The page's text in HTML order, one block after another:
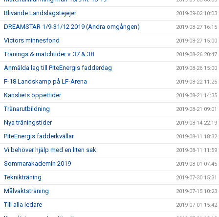
Blivande Landslagstejejer 2019-09-02 10:03
DREAMSTAR 1/9-31/12 2019 (Andra omgången) 2019-08-27 16:15
Victors minnesfond 2019-08-27 15:00
Tränings & matchtider v. 37 & 38 2019-08-26 20:47
Anmälda lag till PiteEnergis fadderdag 2019-08-26 15:00
F-18 Landskamp på LF-Arena 2019-08-22 11:25
Kansliets öppettider 2019-08-21 14:35
Tränarutbildning 2019-08-21 09:01
Nya träningstider 2019-08-14 22:19
PiteEnergis fadderkvällar 2019-08-11 18:32
Vi behöver hjälp med en liten sak 2019-08-11 11:59
Sommarakademin 2019 2019-08-01 07:45
Teknikträning 2019-07-30 15:31
Målvaktsträning 2019-07-15 10:23
Till alla ledare 2019-07-01 15:42